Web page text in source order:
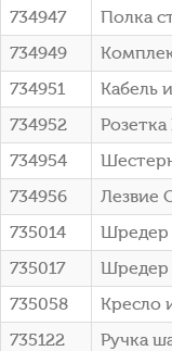
734947
Полка
734949
734951
Кабель
734952
734954
734956
Лезвие
735014
Шредер
735017
Шредер
735058
Кресло
735122
Ручка